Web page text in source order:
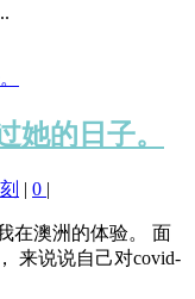
她的日子。
| 0 |
在澳洲的体验。 面
来说说自己对covid-